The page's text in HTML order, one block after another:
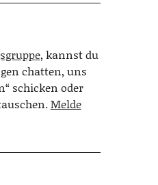
, kannst du
chatten, uns
schicken oder
Melde